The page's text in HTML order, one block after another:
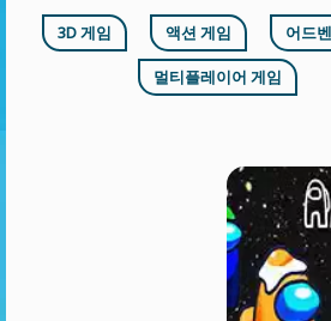
3D 게임 액션 게임 어드
멀티플레이어 게임